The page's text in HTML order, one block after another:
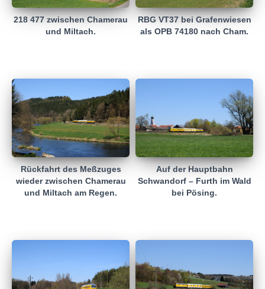
218 477 zwischen Chamerau
und Miltach.
RBG VT37 bei Grafenwiesen
als OPB 74180 nach Cham.
Rückfahrt des Meßzuges
wieder zwischen Chamerau
und Miltach am Regen.
Auf der Hauptbahn
Schwandorf – Furth im Wald
bei Pösing.